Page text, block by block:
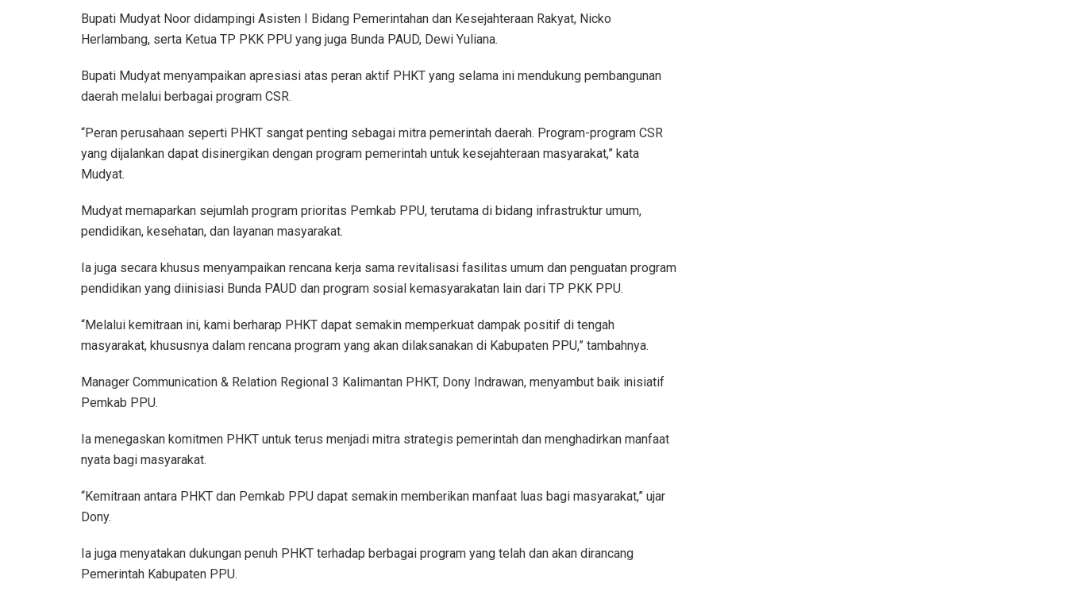
Bupati Mudyat Noor didampingi Asisten I Bidang Pemerintahan dan Kesejahteraan Rakyat, Nicko
Herlambang, serta Ketua TP PKK PPU yang juga Bunda PAUD, Dewi Yuliana.
Bupati Mudyat menyampaikan apresiasi atas peran aktif PHKT yang selama ini mendukung pembangunan
daerah melalui berbagai program CSR.
“Peran perusahaan seperti PHKT sangat penting sebagai mitra pemerintah daerah. Program-program CSR
yang dijalankan dapat disinergikan dengan program pemerintah untuk kesejahteraan masyarakat,” kata
Mudyat.
Mudyat memaparkan sejumlah program prioritas Pemkab PPU, terutama di bidang infrastruktur umum,
pendidikan, kesehatan, dan layanan masyarakat.
Ia juga secara khusus menyampaikan rencana kerja sama revitalisasi fasilitas umum dan penguatan program
pendidikan yang diinisiasi Bunda PAUD dan program sosial kemasyarakatan lain dari TP PKK PPU.
“Melalui kemitraan ini, kami berharap PHKT dapat semakin memperkuat dampak positif di tengah
masyarakat, khususnya dalam rencana program yang akan dilaksanakan di Kabupaten PPU,” tambahnya.
Manager Communication & Relation Regional 3 Kalimantan PHKT, Dony Indrawan, menyambut baik inisiatif
Pemkab PPU.
Ia menegaskan komitmen PHKT untuk terus menjadi mitra strategis pemerintah dan menghadirkan manfaat
nyata bagi masyarakat.
“Kemitraan antara PHKT dan Pemkab PPU dapat semakin memberikan manfaat luas bagi masyarakat,” ujar
Dony.
Ia juga menyatakan dukungan penuh PHKT terhadap berbagai program yang telah dan akan dirancang
Pemerintah Kabupaten PPU.